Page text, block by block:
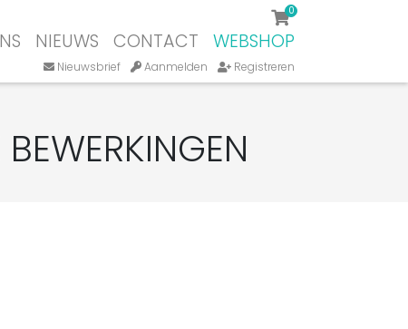
NIEUWS CONTACT WEBSHOP
0
Nieuwsbrief Aanmelden Registreren